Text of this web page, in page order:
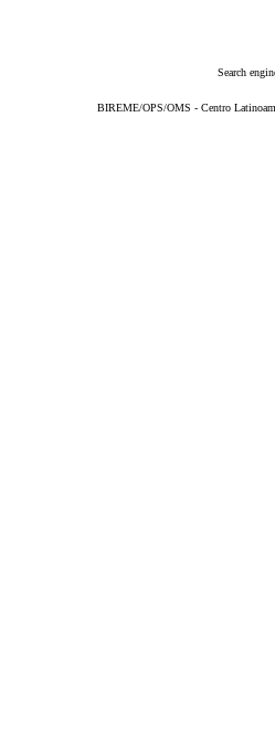
Search
BIREME/OPS/OMS - Centro